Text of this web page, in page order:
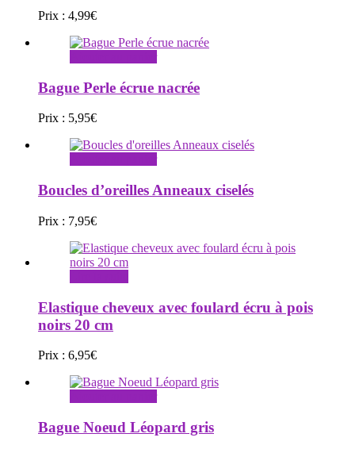
Prix : 4,99€
Bague Perle écrue nacrée
Prix : 5,95€
Boucles d’oreilles Anneaux ciselés
Prix : 7,95€
Elastique cheveux avec foulard écru à pois
noirs 20 cm
Prix : 6,95€
Bague Noeud Léopard gris